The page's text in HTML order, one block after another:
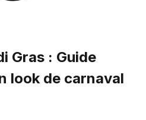
Gras : Guide
look de carnaval